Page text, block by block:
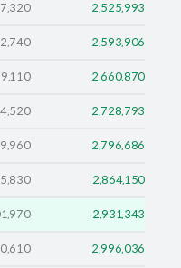
2,525,993
2,593,906
2,660,870
2,728,793
2,796,686
2,864,150
2,931,343
2,996,036